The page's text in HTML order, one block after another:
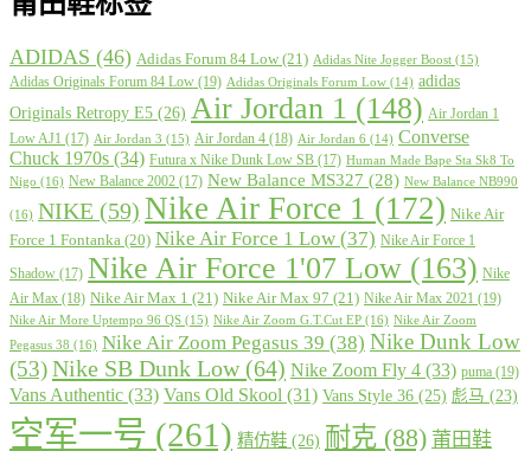
ADIDAS (46) Adidas Forum 84 Low (21) Adidas Nite Jogger Boost (15)
Adidas Originals Forum 84 Low (19) Adidas Originals Forum Low (14) adidas
Originals Retropy E5 (26) Air Jordan 1 (148) Air Jordan 1
Low AJ1 (17) Air Jordan 3 (15) Air Jordan 4 (18) Air Jordan 6 (14) Converse
Chuck 1970s (34) Futura x Nike Dunk Low SB (17) Human Made Bape Sta Sk8 To
Nigo (16) New Balance 2002 (17) New Balance MS327 (28) New Balance NB990
(16) NIKE (59) Nike Air Force 1 (172) Nike Air
Force 1 Fontanka (20) Nike Air Force 1 Low (37) Nike Air Force 1
Shadow (17) Nike Air Force 1'07 Low (163) Nike
Air Max (18) Nike Air Max 1 (21) Nike Air Max 97 (21) Nike Air Max 2021 (19)
Nike Air More Uptempo 96 QS (15) Nike Air Zoom G.T.Cut EP (16) Nike Air Zoom
Pegasus 38 (16) Nike Air Zoom Pegasus 39 (38) Nike Dunk Low
(53)Nike SB Dunk Low(64) Nike Zoom Fly 4 (33) puma (19)
Vans Authentic (33) Vans Old Skool (31) Vans Style 36 (25) 彪马 (23)
空军一号 (261) 精仿鞋 (26) 耐克 (88) 莆田鞋